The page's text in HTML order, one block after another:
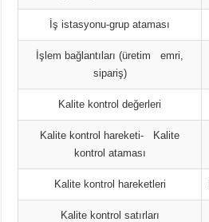
İş istasyonu-grup ataması
İşlem bağlantıları (üretim emri,
sipariş)
Kalite kontrol değerleri
Kalite kontrol hareketi- Kalite
kontrol ataması
Kalite kontrol hareketleri
Kalite kontrol satırları